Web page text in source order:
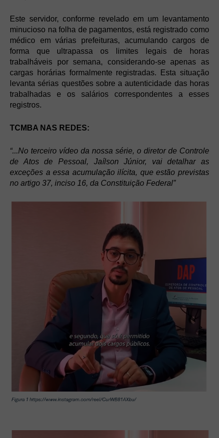
Este servidor, conforme revelado em um levantamento
minucioso na folha de pagamentos, está registrado como
médico em várias prefeituras, acumulando cargos de
forma que ultrapassa os limites legais de horas
trabalháveis por semana, considerando-se apenas as
cargas horárias formalmente registradas. Esta situação
levanta sérias questões sobre a autenticidade das horas
trabalhadas e os salários correspondentes a esses
registros.
TCMBA NAS REDES:
“...No terceiro vídeo da nossa série, o diretor de Controle
de Atos de Pessoal, Jaílson Júnior, vai detalhar as
exceções a essa acumulação ilícita, que estão previstas
no artigo 37, inciso 16, da Constituição Federal”